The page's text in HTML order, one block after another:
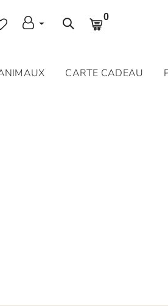
0
CARTE CADEAU